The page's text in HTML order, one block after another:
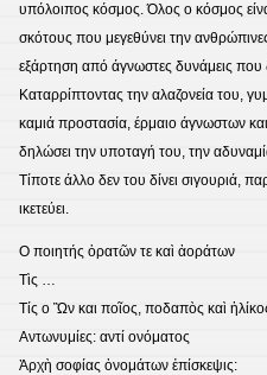
υπόλοιπος κόσμος. Όλος ο κόσμος
σκότους που μεγεθύνει την
εξάρτηση από άγνωστες δυνάμεις που
Καταρρίπτοντας την αλαζονεία του,
καμιά προστασία, έρμαιο άγνωστων
δηλώσει την υποταγή του, την
Τίποτε άλλο δεν του δίνει σιγουριά,
ικετεύει.
O ποιητής ὁρατῶν τε καὶ ἀοράτων
Τὶς …
Τίς ο Ὢν και ποῖος, ποδαπὸς καὶ
Αντωνυμίες: αντί ονόματος
Ἀρχὴ σοφίας ὀνομάτων ἐπίσκεψις: